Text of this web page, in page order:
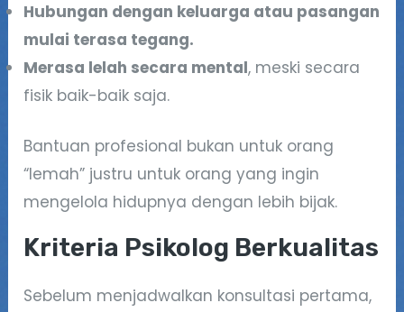
Hubungan dengan keluarga atau pasangan
mulai terasa tegang.
Merasa lelah secara mental, meski secara
fisik baik-baik saja.
Bantuan profesional bukan untuk orang
“lemah” justru untuk orang yang ingin
mengelola hidupnya dengan lebih bijak.
Kriteria Psikolog Berkualitas
Sebelum menjadwalkan konsultasi pertama,